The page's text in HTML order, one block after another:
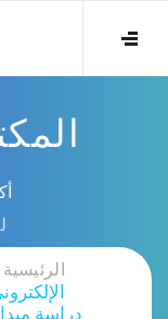
الرئيسية
دراسة